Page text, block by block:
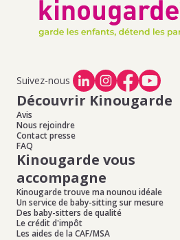
Suivez-nous
Découvrir Kinougarde
Avis
Nous rejoindre
Contact presse
FAQ
Kinougarde vous
accompagne
Kinougarde trouve ma nounou idéale
Un service de baby-sitting sur mesure
Des baby-sitters de qualité
Le crédit d'impôt
Les aides de la CAF/MSA